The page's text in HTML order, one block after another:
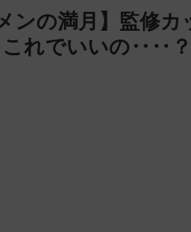
ンの満月】監修カ
これでいいの‥‥？